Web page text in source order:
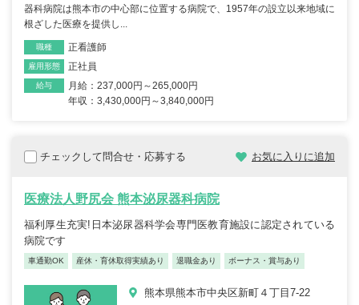
器科病院は熊本市の中心部に位置する病院で、1957年の設立以来地域に
根ざした医療を提供し...
職種 正看護師
雇用形態 正社員
給与
月給：237,000円～265,000円
年収：3,430,000円～3,840,000円
チェックして問合せ・応募する お気に入りに追加
医療法人野尻会 熊本泌尿器科病院
福利厚生充実!日本泌尿器科学会専門医教育施設に認定されている
病院です
車通勤OK 産休・育休取得実績あり 退職金あり ボーナス・賞与あり
熊本県熊本市中央区新町４丁目7-22